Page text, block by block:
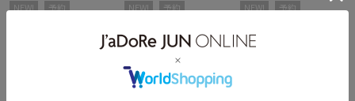
NEW! 予約 NEW! 予約 NEW! 予約